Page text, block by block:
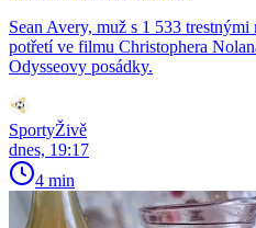
Sean Avery, muž s 1 533
potřetí ve filmu Christophera
Odysseovy posádky.
SportyŽivě
dnes, 19:17
4 min